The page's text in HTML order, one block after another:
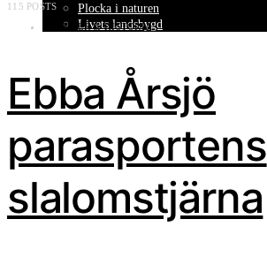
Plocka i naturen
Livets landsbygd
115 POSTS
PROFILER & HISTORIA
Ebba Årsjö
parasportens
slalomstjärna